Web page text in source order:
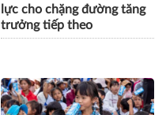
lực cho chặng đường tăng
trưởng tiếp theo